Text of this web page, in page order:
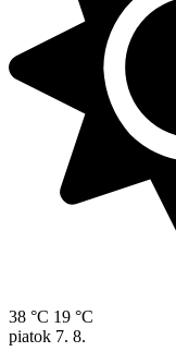
38 °C 19 °C
piatok 7. 8.